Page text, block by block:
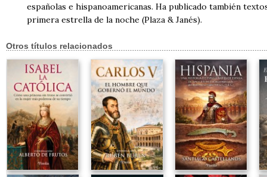
españolas e hispanoamericanas. Ha publicado también
primera estrella de la noche (Plaza & Janés).
Otros títulos relacionados